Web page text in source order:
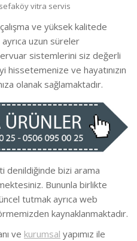
sefaköy vitra servis
ve yüksek kalitede
uzun süreler
sistemlerini siz değerli
ve hayatınızın
olanak sağlamaktadır.
denildiğinde bizi arama
Bununla birlikte
tutmak ayrıca web
kaynaklanmaktadır.
ve kurumsal yapımız ile